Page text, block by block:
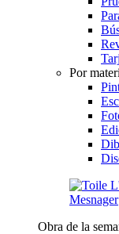
Por
Obra de la